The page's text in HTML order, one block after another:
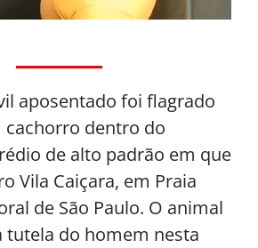
aposentado foi flagrado
cachorro dentro do
de alto padrão em que
Vila Caiçara, em Praia
de São Paulo. O animal
do homem nesta